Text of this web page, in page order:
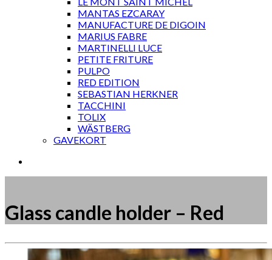
MANTAS EZCARAY
MANUFACTURE DE DIGOIN
MARIUS FABRE
MARTINELLI LUCE
PETITE FRITURE
PULPO
RED EDITION
SEBASTIAN HERKNER
TACCHINI
TOLIX
WÄSTBERG
GAVEKORT
Glass candle holder – Red
Måske kunne nogle af disse produkter have din